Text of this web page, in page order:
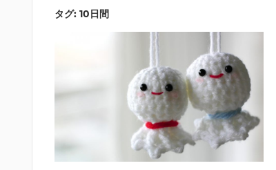
タグ: 10日間